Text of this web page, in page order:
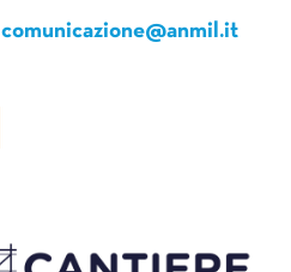
comunicazione@anmil.it